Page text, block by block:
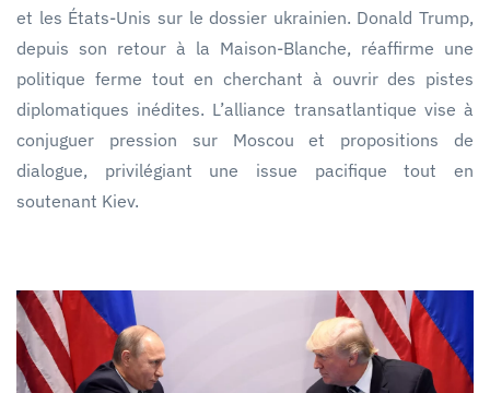
et les États-Unis sur le dossier ukrainien. Donald Trump,
depuis son retour à la Maison-Blanche, réaffirme une
politique ferme tout en cherchant à ouvrir des pistes
diplomatiques inédites. L’alliance transatlantique vise à
conjuguer pression sur Moscou et propositions de
dialogue, privilégiant une issue pacifique tout en
soutenant Kiev.